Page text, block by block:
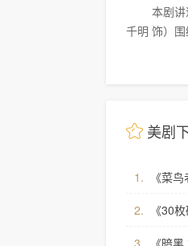
述的是不动产公司营业员伊泽
）围绕“如何在一天结束时把酒..
美剧
1. 《菜
2. 《30